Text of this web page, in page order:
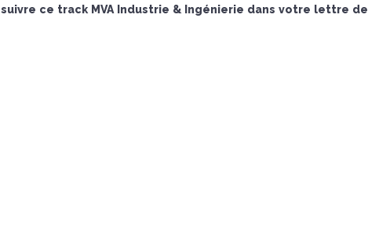
ce track MVA Industrie & Ingénierie dans votre lettre de